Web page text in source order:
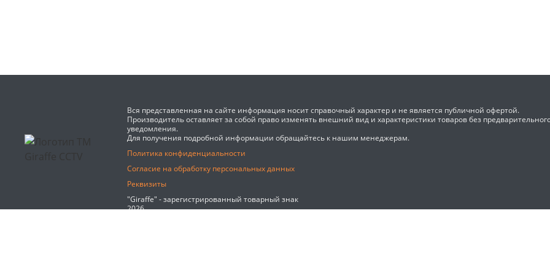
Вся представленная на сайте информация носит справочный характер и не является публичной офертой.
Производитель оставляет за собой право изменять внешний вид и характеристики товаров без
уведомления.
Для получения подробной информации обращайтесь к нашим менеджерам.
Политика конфиденциальности
Согласие на обработку персональных данных
Реквизиты
"Giraffe" - зарегистрированный товарный знак
2026